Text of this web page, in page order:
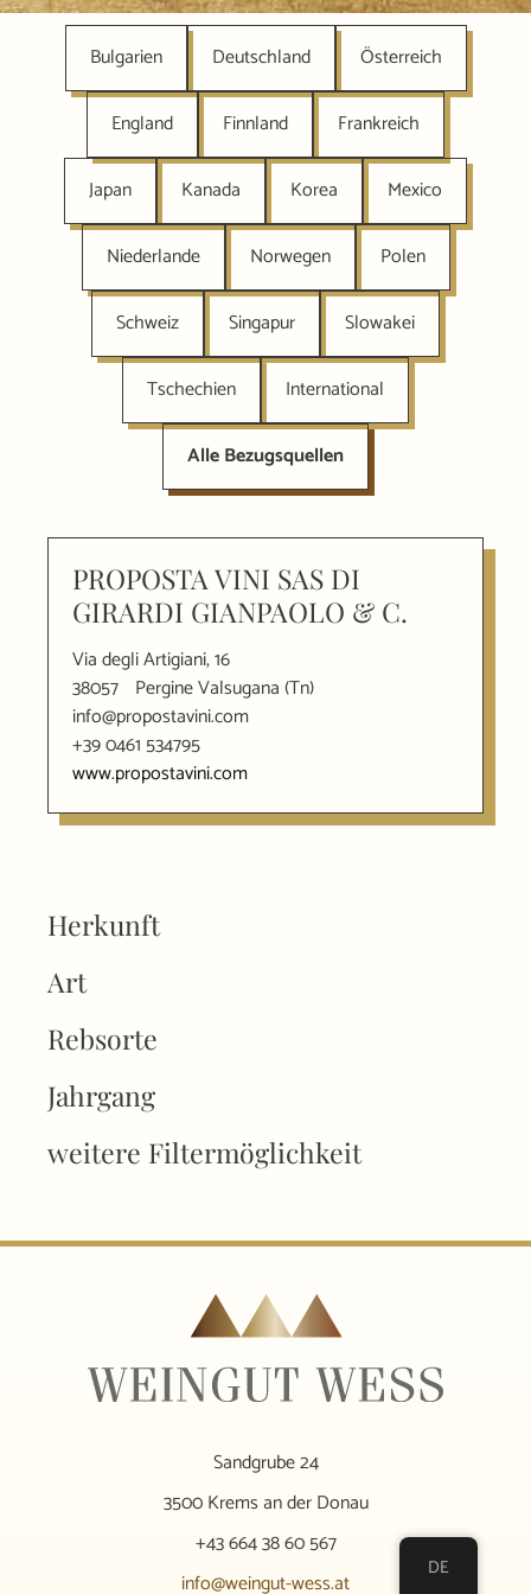
Bulgarien Deutschland Österreich
England Finnland Frankreich
Japan Kanada Korea Mexico
Niederlande Norwegen Polen
Schweiz Singapur Slowakei
Tschechien International
Alle Bezugsquellen
PROPOSTA VINI SAS DI
GIRARDI GIANPAOLO & C.
Via degli Artigiani, 16
38057 Pergine Valsugana (Tn)
info@propostavini.com
+39 0461 534795
www.propostavini.com
Herkunft
Art
Rebsorte
Jahrgang
weitere Filtermöglichkeit
Sandgrube 24
3500 Krems an der Donau
+43 664 38 60 567
info@weingut-wess.at
DE